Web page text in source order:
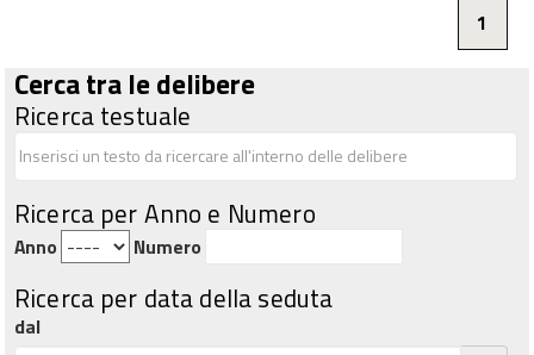
1
Cerca tra le delibere
Ricerca testuale
Ricerca per Anno e Numero
Anno Numero
Ricerca per data della seduta
dal